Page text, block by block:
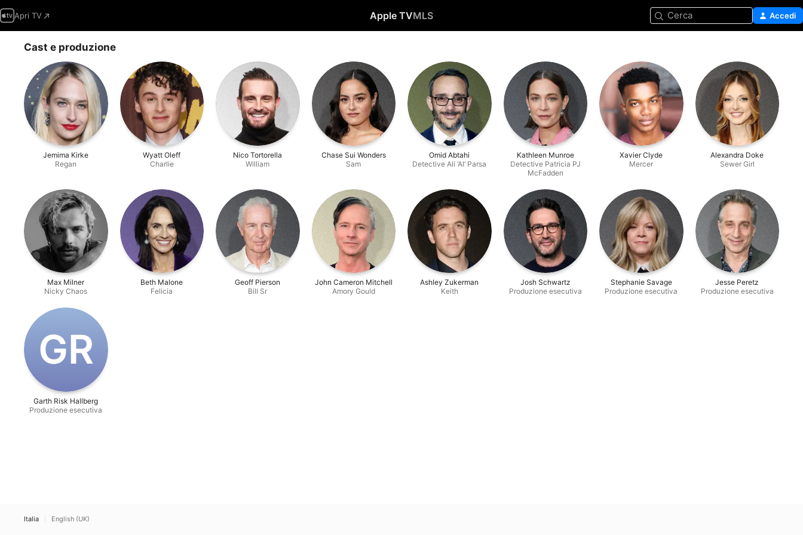
Apri TV Apple TVMLS Cerca Accedi
Cast e produzione
Jemima Kirke
Regan
Wyatt Oleff
Charlie
Nico Tortorella
William
Chase Sui Wonders
Sam
Omid Abtahi
Detective Ali ‘Al’ Parsa
Kathleen Munroe
Detective Patricia PJ
McFadden
Xavier Clyde
Mercer
Alexandra Doke
Sewer Girl
Max Milner
Nicky Chaos
Beth Malone
Felicia
Geoff Pierson
Bill Sr
John Cameron Mitchell
Amory Gould
Ashley Zukerman
Keith
Josh Schwartz
Produzione esecutiva
Stephanie Savage
Produzione esecutiva
Jesse Peretz
Produzione esecutiva
G‌R
Garth Risk Hallberg
Produzione esecutiva
Italia English (UK)